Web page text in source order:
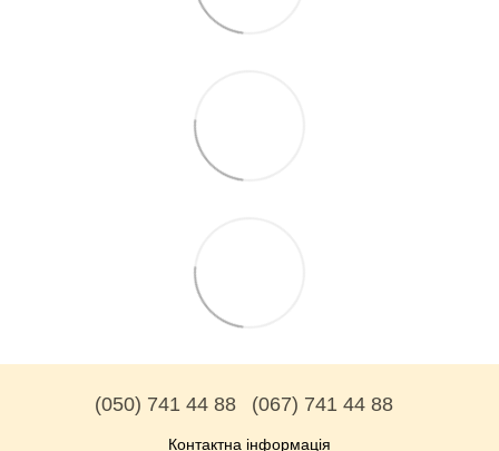
(050) 741 44 88 (067) 741 44 88
Контактна інформація